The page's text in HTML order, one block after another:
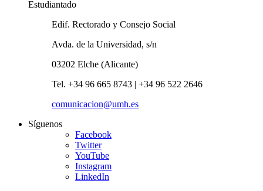
Estudiantado
Edif. Rectorado y Consejo Social
Avda. de la Universidad, s/n
03202 Elche (Alicante)
Tel. +34 96 665 8743 | +34 96 522 2646
comunicacion@umh.es
Síguenos
Facebook
Twitter
YouTube
Instagram
LinkedIn